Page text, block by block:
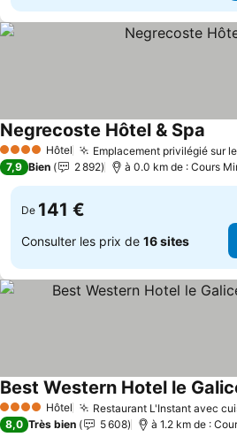
4 Étoiles Hôtel Emplacement privilégié sur
Negrecoste Hôtel & Spa
7,9 Bien 2 892 à 0.0 km de : Cours
De 141 €
Consulter les prix de 16 sites
4 Étoiles Hôtel Restaurant L'Instant avec
Best Western Hotel le
8,0 Très bien 5 608 à 1.2 km de :